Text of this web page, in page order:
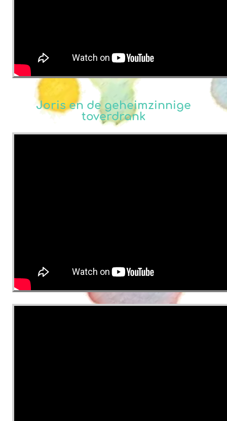
Joris en de geheimzinnige
toverdrank